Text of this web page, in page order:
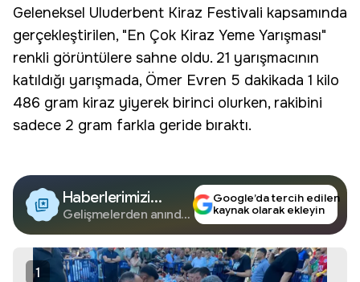
Geleneksel Uluderbent Kiraz Festivali kapsamında
gerçekleştirilen, "En Çok Kiraz Yeme Yarışması"
renkli görüntülere sahne oldu. 21 yarışmacının
katıldığı yarışmada, Ömer Evren 5 dakikada 1 kilo
486 gram kiraz yiyerek birinci olurken, rakibini
sadece 2 gram farkla geride bıraktı.
Haberlerimizi
Google'da Takip
Edin
Gelişmelerden anında
Google’da tercih edilen
kaynak olarak ekleyin
1